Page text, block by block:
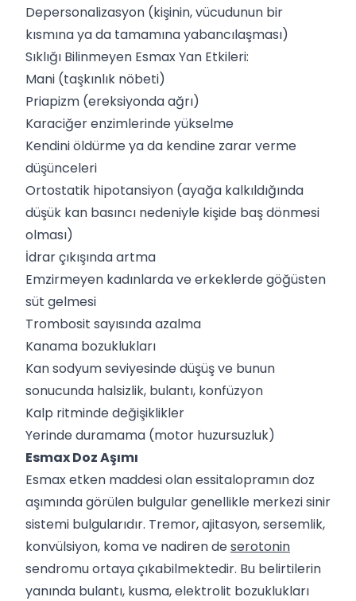
Depersonalizasyon (kişinin, vücudunun bir
kısmına ya da tamamına yabancılaşması)
Sıklığı Bilinmeyen Esmax Yan Etkileri:
Mani (taşkınlık nöbeti)
Priapizm (ereksiyonda ağrı)
Karaciğer enzimlerinde yükselme
Kendini öldürme ya da kendine zarar verme
düşünceleri
Ortostatik hipotansiyon (ayağa kalkıldığında
düşük kan basıncı nedeniyle kişide baş dönmesi
olması)
İdrar çıkışında artma
Emzirmeyen kadınlarda ve erkeklerde göğüsten
süt gelmesi
Trombosit sayısında azalma
Kanama bozuklukları
Kan sodyum seviyesinde düşüş ve bunun
sonucunda halsizlik, bulantı, konfüzyon
Kalp ritminde değişiklikler
Yerinde duramama (motor huzursuzluk)
Esmax Doz Aşımı
Esmax etken maddesi olan essitalopramın doz
aşımında görülen bulgular genellikle merkezi sinir
sistemi bulgularıdır. Tremor, ajitasyon, sersemlik,
konvülsiyon, koma ve nadiren deserotonin
sendromu ortaya çıkabilmektedir. Bu belirtilerin
yanında bulantı, kusma, elektrolit bozuklukları